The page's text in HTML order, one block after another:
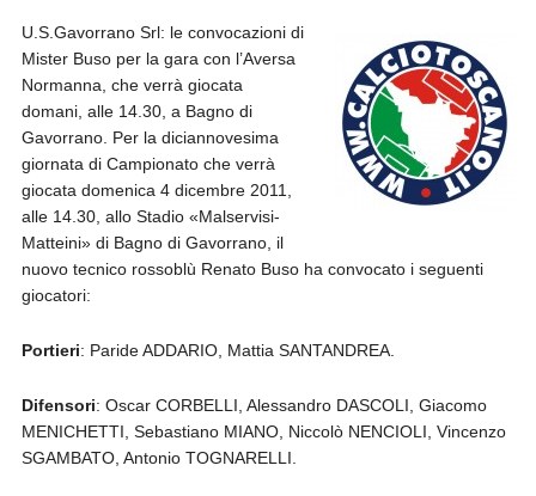
U.S.Gavorrano Srl: le convocazioni di
Mister Buso per la gara con l’Aversa
Normanna, che verrà giocata
domani, alle 14.30, a Bagno di
Gavorrano. Per la diciannovesima
giornata di Campionato che verrà
giocata domenica 4 dicembre 2011,
alle 14.30, allo Stadio «Malservisi-
Matteini» di Bagno di Gavorrano, il
nuovo tecnico rossoblù Renato Buso ha convocato i seguenti
giocatori:
Portieri: Paride ADDARIO, Mattia SANTANDREA.
Difensori: Oscar CORBELLI, Alessandro DASCOLI, Giacomo
MENICHETTI, Sebastiano MIANO, Niccolò NENCIOLI, Vincenzo
SGAMBATO, Antonio TOGNARELLI.